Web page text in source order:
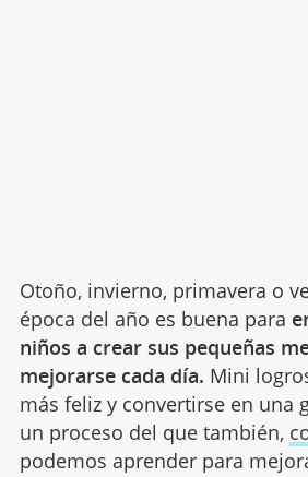
Otoño, invierno, primavera o
época del año es buena para
niños a crear sus pequeñas
mejorarse cada día. Mini
más feliz y convertirse en una
un proceso del que también,
podemos aprender para